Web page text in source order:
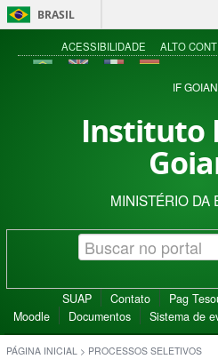
BRASIL
ACESSIBILIDADE ALTO
IF
Instituto
MINISTÉRIO DA
SUAP Contato Pag
Moodle
Documentos Sistema de
PÁGINA INICIAL > PROCESSOS SELETIVOS